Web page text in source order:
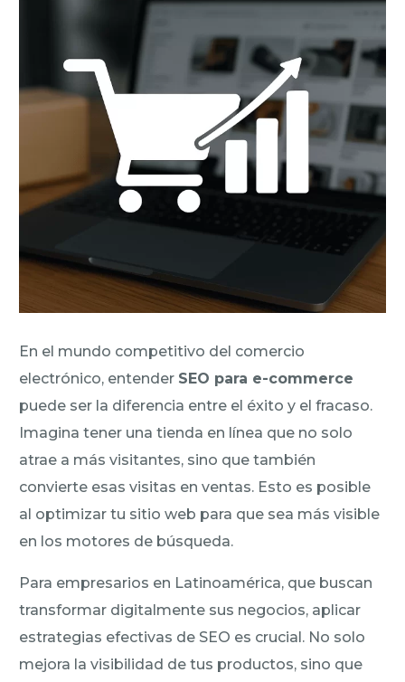
En el mundo competitivo del comercio
electrónico, entender SEO para e-commerce
puede ser la diferencia entre el éxito y el fracaso.
Imagina tener una tienda en línea que no solo
atrae a más visitantes, sino que también
convierte esas visitas en ventas. Esto es posible
al optimizar tu sitio web para que sea más visible
en los motores de búsqueda.
Para empresarios en Latinoamérica, que buscan
transformar digitalmente sus negocios, aplicar
estrategias efectivas de SEO es crucial. No solo
mejora la visibilidad de tus productos, sino que